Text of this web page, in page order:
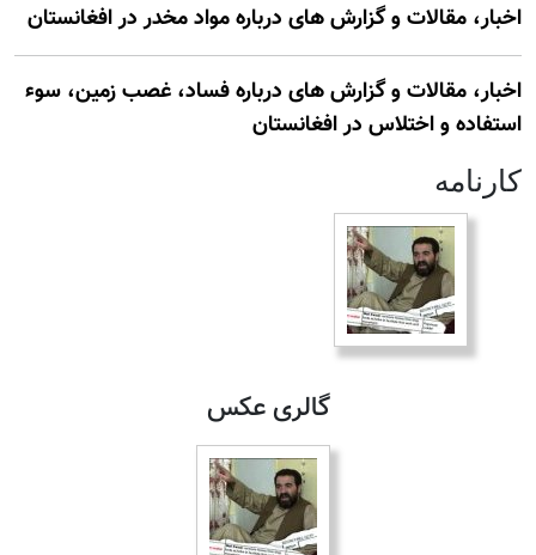
اخبار، مقالات و گزارش های درباره مواد مخدر در افغانستان
اخبار، مقالات و گزارش های درباره فساد، غصب زمين، سوء
استفاده و اختلاس در افغانستان
كارنامه
گالری عکس